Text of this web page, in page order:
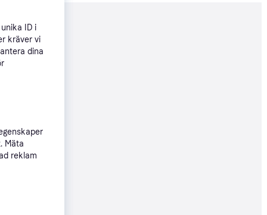
18 kr
ID i
kräver vi
dina
Mäta
reklam